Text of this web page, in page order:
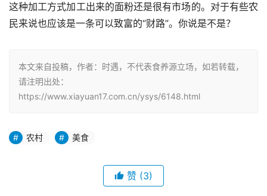
这种加工方式加工出来的面粉还是很有市场的。对于有些农
民来说也应该是一条可以致富的“财路”。你说是不是？
本文来自投稿，作者：时遇，不代表食养源立场，如若转载，
请注明出处：
https://www.xiayuan17.com.cn/ysys/6148.html
农村 美食
赞 (3)